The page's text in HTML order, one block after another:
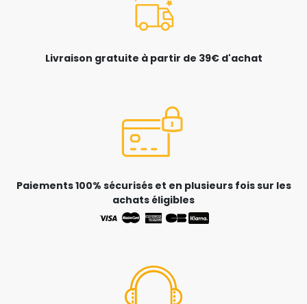
Livraison gratuite à partir de 39€ d'achat
Paiements 100% sécurisés et en plusieurs fois sur les
achats éligibles